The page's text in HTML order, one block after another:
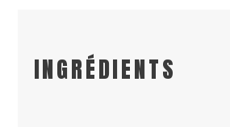
INGRÉDIENTS